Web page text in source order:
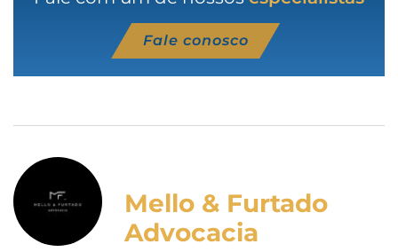
Fale conosco
Mello & Furtado
Advocacia